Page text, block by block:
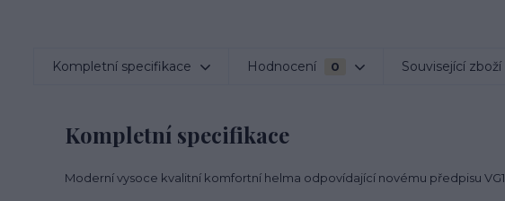
Kompletní specifikace Hodnocení 0 Související zboží
Kompletní specifikace
Moderní vysoce kvalitní komfortní helma odpovídající novému předpisu VG1.